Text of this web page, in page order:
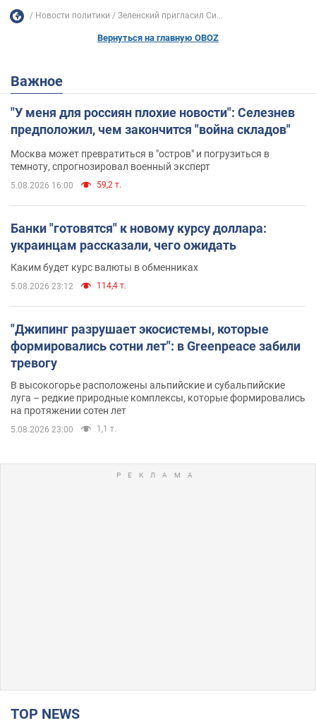
Новости политики Зеленский пригласил Си...
Вернуться на главную OBOZ
Важное
"У меня для россиян плохие новости": Селезнев
предположил, чем закончится "война складов"
Москва может превратиться в "остров" и погрузиться в
темноту, спрогнозировал военный эксперт
5.08.2026 16:00 59,2 т.
Банки "готовятся" к новому курсу доллара:
украинцам рассказали, чего ожидать
Каким будет курс валюты в обменниках
5.08.2026 23:12 114,4 т.
"Джипинг разрушает экосистемы, которые
формировались сотни лет": в Greenpeace забили
тревогу
В высокогорье расположены альпийские и субальпийские
луга – редкие природные комплексы, которые формировались
на протяжении сотен лет
5.08.2026 23:00 1,1 т.
TOP NEWS